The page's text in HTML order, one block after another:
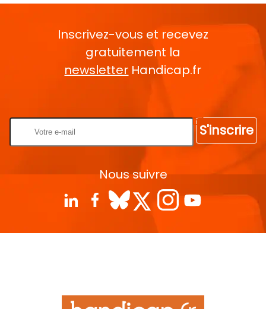
Inscrivez-vous et recevez
gratuitement la
newsletter Handicap.fr
S'inscrire
Nous suivre